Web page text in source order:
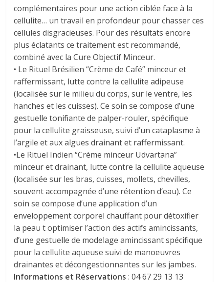
complémentaires pour une action ciblée face à la
cellulite… un travail en profondeur pour chasser ces
cellules disgracieuses. Pour des résultats encore
plus éclatants ce traitement est recommandé,
combiné avec la Cure Objectif Minceur.
• Le Rituel Brésilien “Crème de Café” minceur et
raffermissant, lutte contre la cellulite adipeuse
(localisée sur le milieu du corps, sur le ventre, les
hanches et les cuisses). Ce soin se compose d’une
gestuelle tonifiante de palper-rouler, spécifique
pour la cellulite graisseuse, suivi d’un cataplasme à
l’argile et aux algues drainant et raffermissant.
•Le Rituel Indien “Crème minceur Udvartana”
minceur et drainant, lutte contre la cellulite aqueuse
(localisée sur les bras, cuisses, mollets, chevilles,
souvent accompagnée d’une rétention d’eau). Ce
soin se compose d’une application d’un
enveloppement corporel chauffant pour détoxifier
la peau t optimiser l’action des actifs amincissants,
d’une gestuelle de modelage amincissant spécifique
pour la cellulite aqueuse suivi de manoeuvres
drainantes et décongestionnantes sur les jambes.
Informations et Réservations : 04 67 29 13 13